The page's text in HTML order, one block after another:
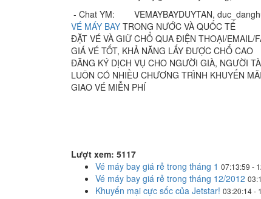
- Chat YM: VEMAYBAYDUYTAN,
VÉ MÁY BAY TRONG NƯỚC VÀ QUỐC TẾ
ÐẶT VÉ VÀ GIỮ CHỔ QUA ÐIỆN THOẠI/EMAIL/
GIÁ VÉ TỐT, KHẢ NĂNG LẤY ÐƯỢC CHỔ CAO
ÐĂNG KÝ DỊCH VỤ CHO NGƯỜI GIÀ, NGƯỜI
LUÔN CÓ NHIỀU CHƯƠNG TRÌNH KHUYẾN
GIAO VÉ MIỄN PHÍ
Lượt xem: 5117
Vé máy bay giá rẻ trong tháng 1 07:13:59 -
Vé máy bay giá rẻ trong tháng 12/2012
Khuyến mại cực sốc của Jetstar! 03:20:14 -